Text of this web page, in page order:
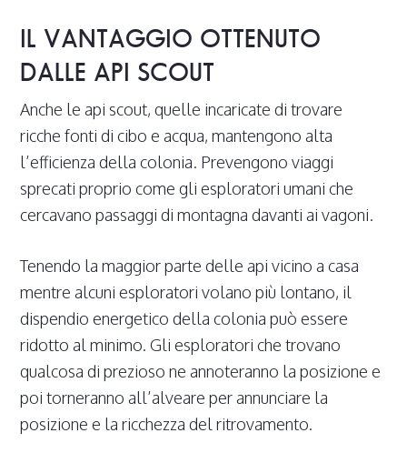
IL VANTAGGIO OTTENUTO
DALLE API SCOUT
Anche le api scout, quelle incaricate di trovare
ricche fonti di cibo e acqua, mantengono alta
l’efficienza della colonia. Prevengono viaggi
sprecati proprio come gli esploratori umani che
cercavano passaggi di montagna davanti ai vagoni.
Tenendo la maggior parte delle api vicino a casa
mentre alcuni esploratori volano più lontano, il
dispendio energetico della colonia può essere
ridotto al minimo. Gli esploratori che trovano
qualcosa di prezioso ne annoteranno la posizione e
poi torneranno all’alveare per annunciare la
posizione e la ricchezza del ritrovamento.